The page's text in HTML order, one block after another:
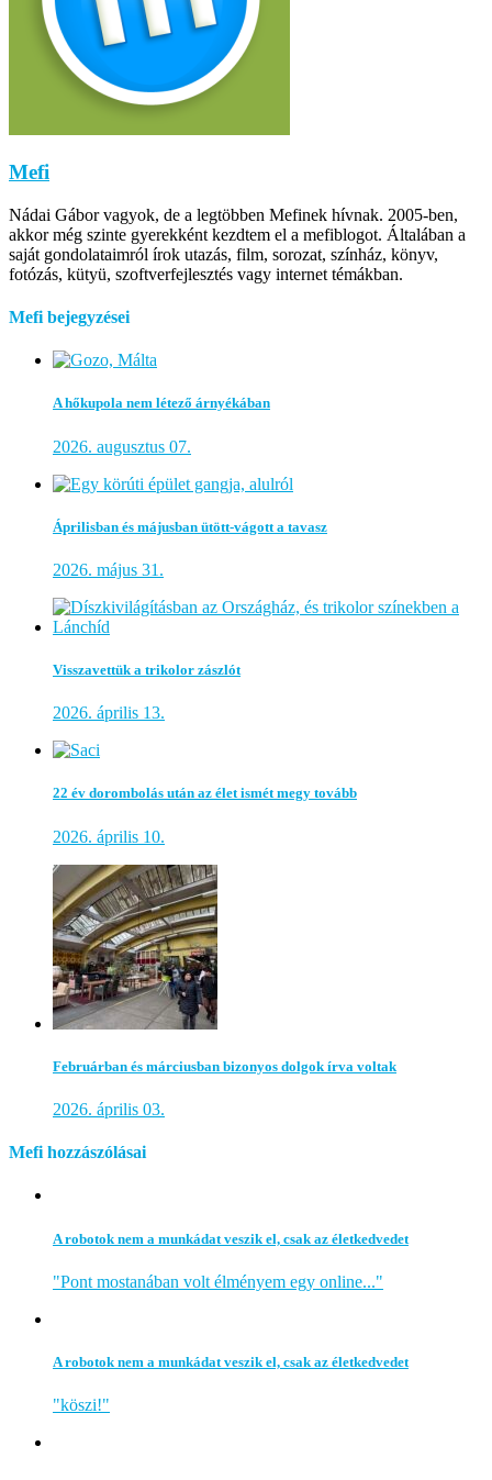
Mefi
Nádai Gábor vagyok, de a legtöbben Mefinek hívnak. 2005-ben,
akkor még szinte gyerekként kezdtem el a mefiblogot. Általában a
saját gondolataimról írok utazás, film, sorozat, színház, könyv,
fotózás, kütyü, szoftverfejlesztés vagy internet témákban.
Mefi bejegyzései
A hőkupola nem létező árnyékában
2026. augusztus 07.
Áprilisban és májusban ütött-vágott a tavasz
2026. május 31.
Visszavettük a trikolor zászlót
2026. április 13.
22 év dorombolás után az élet ismét megy tovább
2026. április 10.
Februárban és márciusban bizonyos dolgok írva voltak
2026. április 03.
Mefi hozzászólásai
A robotok nem a munkádat veszik el, csak az életkedvedet
"Pont mostanában volt élményem egy online..."
A robotok nem a munkádat veszik el, csak az életkedvedet
"köszi!"